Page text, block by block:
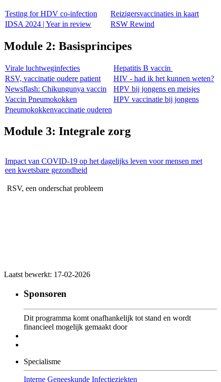
Testing for HDV co-infection
Reizigersvaccinaties in kaart
IDSA 2024 | Year in review
RSW Rewind
Module 2: Basisprincipes
Virale luchtweginfecties
Hepatitis B vaccin
RSV, vaccinatie oudere patient
HIV - had ik het kunnen weten?
Newsflash: Chikungunya vaccin
HPV bij jongens en meisjes
Vaccin Pneumokokken
HPV vaccinatie bij jongens
Pneumokokkenvaccinatie ouderen
Module 3: Integrale zorg
Impact van COVID-19 op het dagelijks leven voor mensen met
een kwetsbare gezondheid
RSV, een onderschat probleem
Laatst bewerkt: 17-02-2026
Sponsoren
Dit programma komt onafhankelijk tot stand en wordt
financieel mogelijk gemaakt door
Specialisme
Interne Geneeskunde Infectieziekten